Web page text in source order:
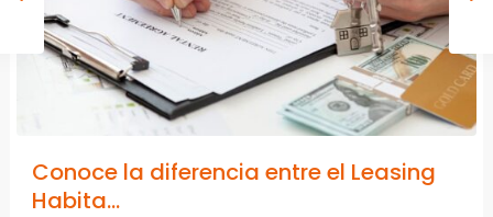
Conoce la diferencia entre el Leasing
Habita...